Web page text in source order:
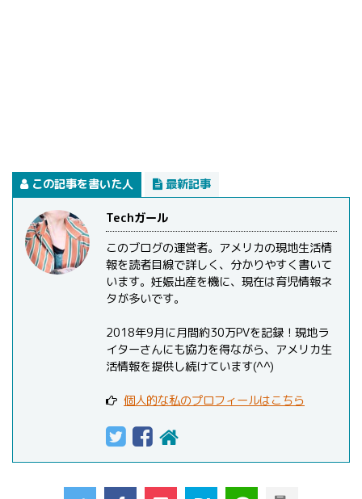
この記事を書いた人 最新記事
Techガール
このブログの運営者。アメリカの現地生活情
報を読者目線で詳しく、分かりやすく書いて
います。妊娠出産を機に、現在は育児情報ネ
タが多いです。
2018年9月に月間約30万PVを記録！現地ラ
イターさんにも協力を得ながら、アメリカ生
活情報を提供し続けています(^^)
個人的な私のプロフィールはこちら